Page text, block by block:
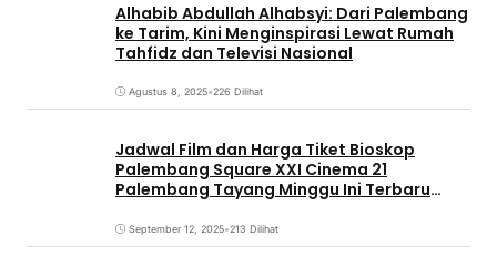
Alhabib Abdullah Alhabsyi: Dari Palembang
ke Tarim, Kini Menginspirasi Lewat Rumah
Tahfidz dan Televisi Nasional
Agustus 8, 2025•226 Dilihat
Jadwal Film dan Harga Tiket Bioskop
Palembang Square XXI Cinema 21
Palembang Tayang Minggu Ini Terbaru
September 12, 2025•213 Dilihat